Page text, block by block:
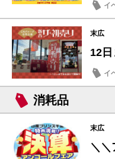
イ
そ
末広
12
イ
話
消耗品
末広
＼＼